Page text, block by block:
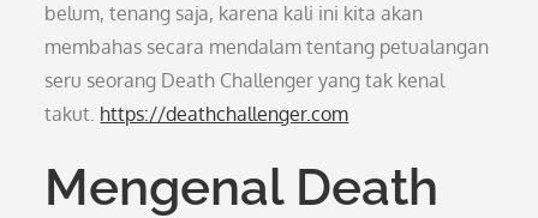
belum, tenang saja, karena kali ini kita akan
membahas secara mendalam tentang petualangan
seru seorang Death Challenger yang tak kenal
takut. https://deathchallenger.com
Mengenal Death